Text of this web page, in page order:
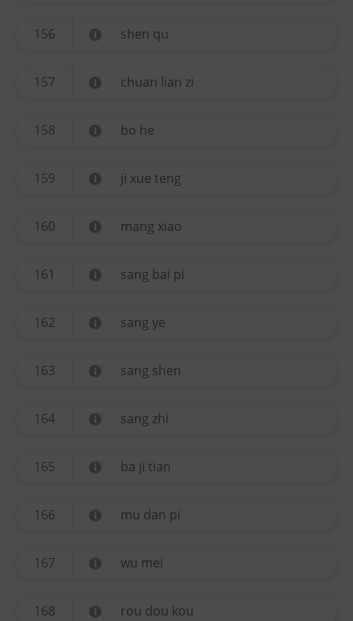
156 shen qu
157 chuan lian zi
158 bo he
159 ji xue teng
160 mang xiao
161 sang bai pi
162 sang ye
163 sang shen
164 sang zhi
165 ba ji tian
166 mu dan pi
167 wu mei
168 rou dou kou